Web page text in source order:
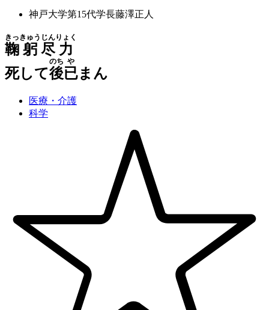
神戸大学第15代学長藤澤正人
鞠
きっ
躬
きゅう
尽
じん
力
りょく
死して後
のち
已
や
まん
医療・介護
科学